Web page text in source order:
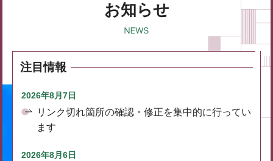
お知らせ
注目情報
2026年8月7日
リンク切れ箇所の確認・修正を集中的に行ってい
ます
2026年8月6日